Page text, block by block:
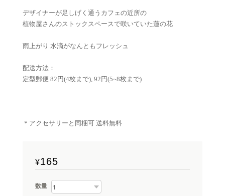
デザイナーが足しげく通うカフェの近所の
植物屋さんのストックスペースで咲いていた蓮の花
雨上がり 水滴がなんともフレッシュ
配送方法：
定型郵便 82円(4枚まで), 92円(5~8枚まで)
＊アクセサリーと同梱可 送料無料
¥165
数量